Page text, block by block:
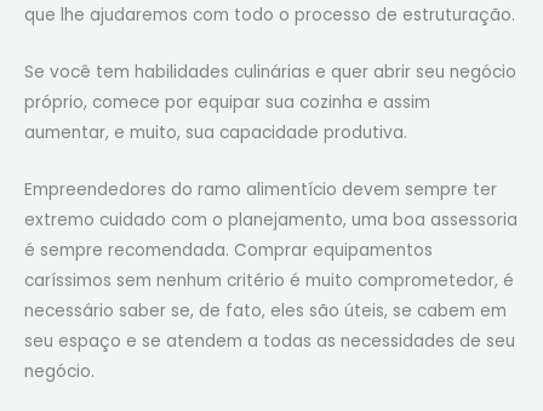
que lhe ajudaremos com todo o processo de estruturação.
Se você tem habilidades culinárias e quer abrir seu negócio
próprio, comece por equipar sua cozinha e assim
aumentar, e muito, sua capacidade produtiva.
Empreendedores do ramo alimentício devem sempre ter
extremo cuidado com o planejamento, uma boa assessoria
é sempre recomendada. Comprar equipamentos
caríssimos sem nenhum critério é muito comprometedor, é
necessário saber se, de fato, eles são úteis, se cabem em
seu espaço e se atendem a todas as necessidades de seu
negócio.